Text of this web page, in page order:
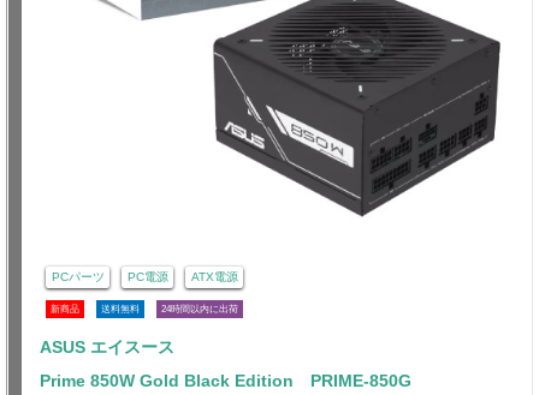
PCパーツ PC電源 ATX電源
新商品 送料無料 24時間以内に出荷
ASUS エイスース
Prime 850W Gold Black Edition PRIME-850G